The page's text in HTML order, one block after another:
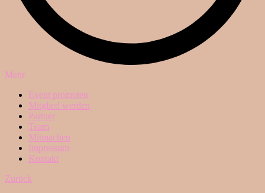
Mehr
Event promoten
Mitglied werden
Partner
Team
Mitmachen
Impressum
Kontakt
Zurück